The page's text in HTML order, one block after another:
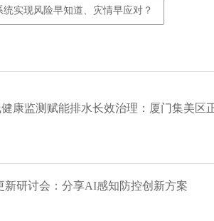
统实现风险早知道、灾情早应对？
康监测赋能排水长效治理：厦门集美区
新研讨会：分享AI感知防控创新方案